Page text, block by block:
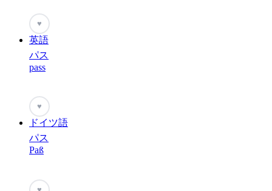
♥
英語
パス
pass
♥
ドイツ語
パス
Paß